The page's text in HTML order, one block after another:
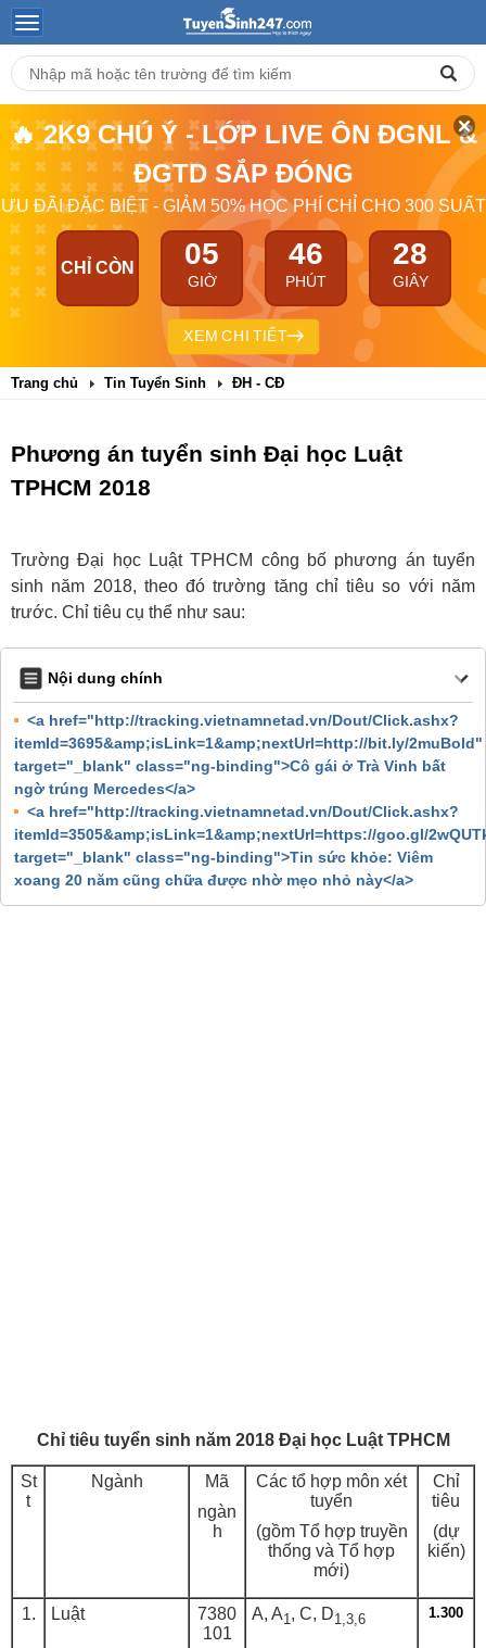
🔥 2K9 CHÚ Ý - LỚP LIVE ÔN ĐGNL &
ĐGTD SẮP ĐÓNG
ƯU ĐÃI ĐẶC BIỆT - GIẢM 50% HỌC PHÍ CHỈ CHO 300 SUẤT
CHỈ CÒN 05
GIỜ
46
PHÚT
28
GIÂY
XEM CHI TIẾT
Trang chủ Tin Tuyển Sinh ĐH - CĐ
Phương án tuyển sinh Đại học Luật
TPHCM 2018
Trường Đại học Luật TPHCM công bố phương án tuyển
sinh năm 2018, theo đó trường tăng chỉ tiêu so với năm
trước. Chỉ tiêu cụ thể như sau:
Nội dung chính
<a href="http://tracking.vietnamnetad.vn/Dout/Click.ashx?
itemId=3695&amp;isLink=1&amp;nextUrl=http://bit.ly/2muBold"
target="_blank" class="ng-binding">Cô gái ở Trà Vinh bất
ngờ trúng Mercedes</a>
<a href="http://tracking.vietnamnetad.vn/Dout/Click.ashx?
itemId=3505&amp;isLink=1&amp;nextUrl=https://goo.gl/
target="_blank" class="ng-binding">Tin sức khỏe: Viêm
xoang 20 năm cũng chữa được nhờ mẹo nhỏ này</a>
Chỉ tiêu tuyển sinh năm 2018 Đại học Luật TPHCM
St
t
Ngành
Mã
ngàn
h
Các tổ hợp môn xét
tuyển
(gồm Tổ hợp truyền
thống và Tổ hợp
mới)
Chỉ
tiêu
(dự
kiến)
1. Luật
7380
101
A, A1, C, D1,3,6 1.300